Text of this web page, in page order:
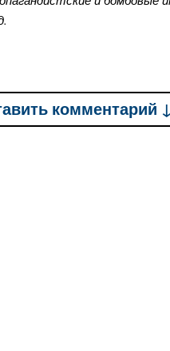
комментарий ↓